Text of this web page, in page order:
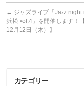
← ジャズライブ「Jazz night
浜松 vol.4」を開催します！
12月12日（木）】
カテゴリー